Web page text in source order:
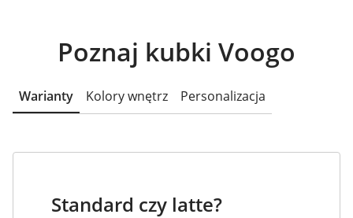
Poznaj kubki Voogo
Warianty Kolory wnętrz Personalizacja
Standard czy latte?